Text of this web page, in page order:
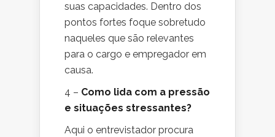
suas capacidades. Dentro dos
pontos fortes foque sobretudo
naqueles que são relevantes
para o cargo e empregador em
causa.
4 – Como lida com a pressão
e situações stressantes?
Aqui o entrevistador procura